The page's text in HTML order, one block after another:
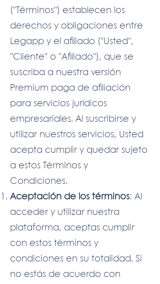
("Términos") establecen los
derechos y obligaciones entre
Legapp y el afiliado ("Usted",
"Cliente" o "Afiliado"), que se
suscriba a nuestra versión
Premium paga de afiliación
para servicios jurídicos
empresariales. Al suscribirse y
utilizar nuestros servicios, Usted
acepta cumplir y quedar sujeto
a estos Términos y
Condiciones.
Aceptación de los términos: Al
acceder y utilizar nuestra
plataforma, aceptas cumplir
con estos términos y
condiciones en su totalidad. Si
no estás de acuerdo con